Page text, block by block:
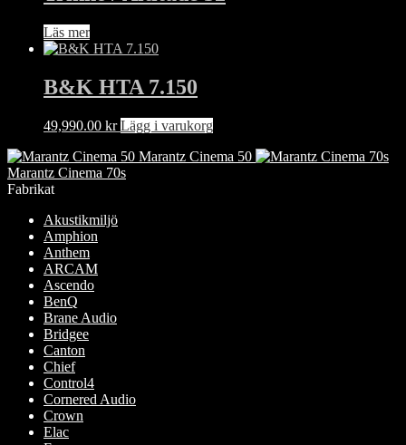
Läs mer
B&K HTA 7.150
49,990.00 kr Lägg i varukorg
Marantz Cinema 50
Marantz Cinema 70s
Fabrikat
Akustikmiljö
Amphion
Anthem
ARCAM
Ascendo
BenQ
Brane Audio
Bridgee
Canton
Chief
Control4
Cornered Audio
Crown
Elac